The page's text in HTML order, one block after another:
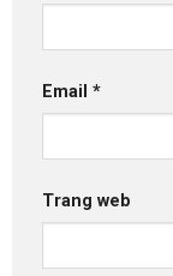
Email *
Trang web